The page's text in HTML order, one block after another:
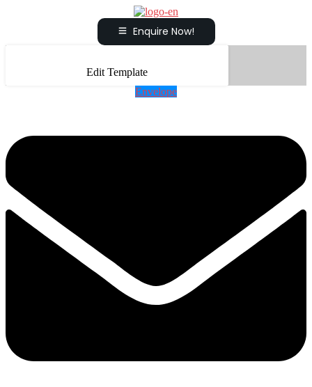
Enquire Now!
Edit Template
Envelope